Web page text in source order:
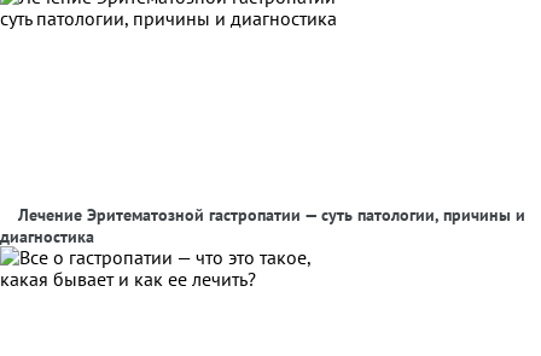
Лечение Эритематозной гастропатии — суть патологии, причины и
диагностика